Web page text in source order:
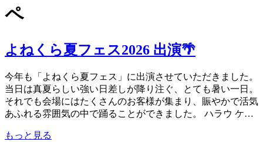
ペ
よねくら夏フェス2026 出演🌴
今年も「よねくら夏フェス」に出演させていただきました。
当日は真夏らしい強い日差しが降り注ぐ、とても暑い一日。
それでも会場にはたくさんのお客様が集まり、賑やかで活気
あふれる雰囲気の中で踊ることができました。 ハラウ ケ…
もっと見る